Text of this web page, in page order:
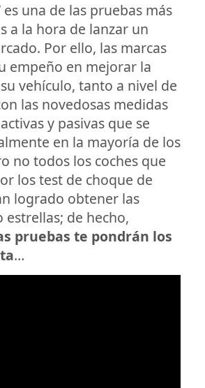
es una de las pruebas más
a la hora de lanzar un
Por ello, las marcas
empeño en mejorar la
vehículo, tanto a nivel de
las novedosas medidas
y pasivas que se
en la mayoría de los
no todos los coches que
los test de choque de
logrado obtener las
estrellas; de hecho,
pruebas te pondrán los
…